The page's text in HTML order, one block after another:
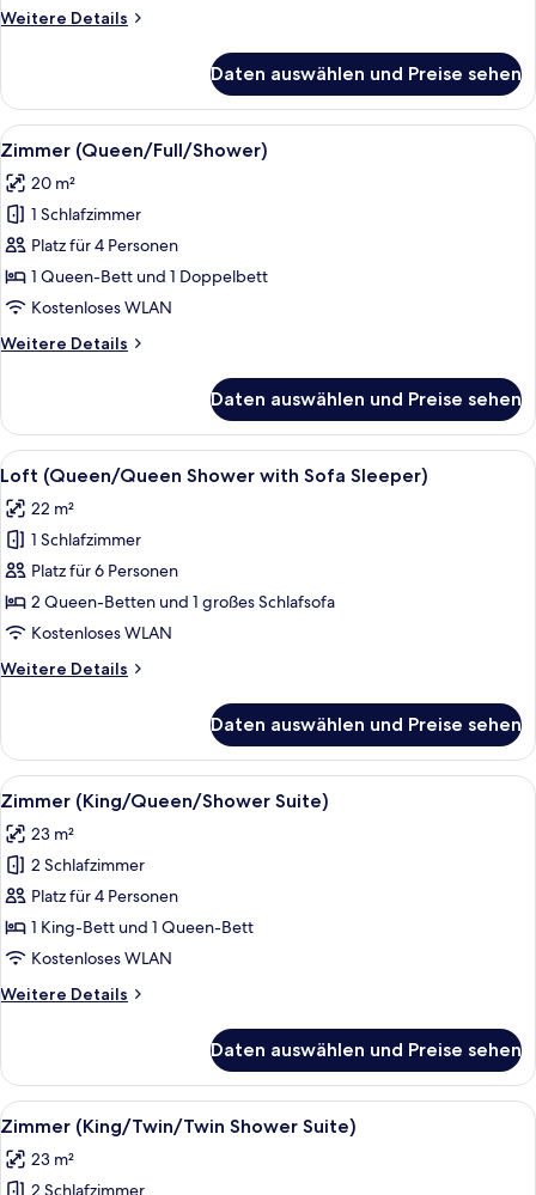
Weitere Details
Weitere
(King
Room
w/Shower)
Daten auswählen und Preise sehen
Alle
Fotos
für
Zimmer
(Queen/Full/Shower)
anzeigen
Ein Hotelzimmer mit Bett,
2
Zimmer (Queen/Full/Shower)
20 m²
1 Schlafzimmer
Platz für 4 Personen
1 Queen-Bett und 1 Doppelbett
Kostenloses WLAN
Weitere Details
Weitere
(Queen/Full/Shower)
Daten auswählen und Preise sehen
Alle
Fotos
für
Loft
(Queen/Queen
Shower
with
Sleeper)
Ein Hotelzimmer mit zwei Betten,
4
Loft (Queen/Queen Shower with Sofa Sleeper)
22 m²
1 Schlafzimmer
Platz für 6 Personen
2 Queen-Betten und 1 großes Schlafsofa
Kostenloses WLAN
Weitere Details
Weitere
(Queen/Queen
Shower
with
Sleeper)
Daten auswählen und Preise sehen
Alle
Fotos
für
Zimmer
(King/Queen/Shower
Suite)
anzeigen
Ein Hotelzimmer mit einem großen
2
Zimmer (King/Queen/Shower Suite)
23 m²
2 Schlafzimmer
Platz für 4 Personen
1 King-Bett und 1 Queen-Bett
Kostenloses WLAN
Weitere Details
Weitere
(King/Queen/Shower
Suite)
Daten auswählen und Preise sehen
Alle
Fotos
für
Ein Hotelzimmer mit zwei Betten,
2
Zimmer (King/Twin/Twin Shower Suite)
23 m²
2 Schlafzimmer